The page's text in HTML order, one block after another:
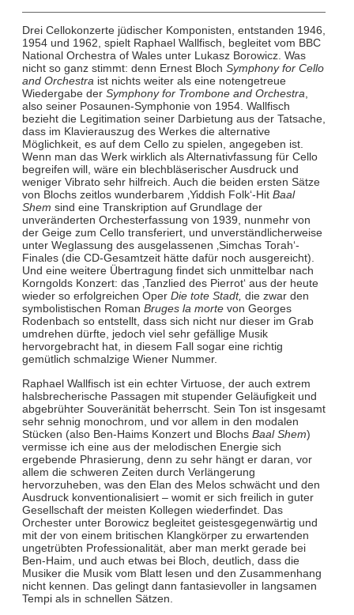
Drei Cellokonzerte jüdischer Komponisten, entstanden 1946,
1954 und 1962, spielt Raphael Wallfisch, begleitet vom BBC
National Orchestra of Wales unter Lukasz Borowicz. Was
nicht so ganz stimmt: denn Ernest Bloch Symphony for Cello
and Orchestraist nichts weiter als eine notengetreue
Wiedergabe der Symphony for Trombone and Orchestra,
also seiner Posaunen-Symphonie von 1954. Wallfisch
bezieht die Legitimation seiner Darbietung aus der Tatsache,
dass im Klavierauszug des Werkes die alternative
Möglichkeit, es auf dem Cello zu spielen, angegeben ist.
Wenn man das Werk wirklich als Alternativfassung für Cello
begreifen will, wäre ein blechbläserischer Ausdruck und
weniger Vibrato sehr hilfreich. Auch die beiden ersten Sätze
von Blochs zeitlos wunderbarem ‚Yiddish Folk‘-HitBaal
Shem sind eine Transkription auf Grundlage der
unveränderten Orchesterfassung von 1939, nunmehr von
der Geige zum Cello transferiert, und unverständlicherweise
unter Weglassung des ausgelassenen ‚Simchas Torah‘-
Finales (die CD-Gesamtzeit hätte dafür noch ausgereicht).
Und eine weitere Übertragung findet sich unmittelbar nach
Korngolds Konzert: das ‚Tanzlied des Pierrot‘ aus der heute
wieder so erfolgreichen Oper Die tote Stadt, die zwar den
symbolistischen Roman Bruges la mortevon Georges
Rodenbach so entstellt, dass sich nicht nur dieser im Grab
umdrehen dürfte, jedoch viel sehr gefällige Musik
hervorgebracht hat, in diesem Fall sogar eine richtig
gemütlich schmalzige Wiener Nummer.
Raphael Wallfisch ist ein echter Virtuose, der auch extrem
halsbrecherische Passagen mit stupender Geläufigkeit und
abgebrühter Souveränität beherrscht. Sein Ton ist insgesamt
sehr sehnig monochrom, und vor allem in den modalen
Stücken (also Ben-Haims Konzert und Blochs Baal Shem)
vermisse ich eine aus der melodischen Energie sich
ergebende Phrasierung, denn zu sehr hängt er daran, vor
allem die schweren Zeiten durch Verlängerung
hervorzuheben, was den Elan des Melos schwächt und den
Ausdruck konventionalisiert – womit er sich freilich in guter
Gesellschaft der meisten Kollegen wiederfindet. Das
Orchester unter Borowicz begleitet geistesgegenwärtig und
mit der von einem britischen Klangkörper zu erwartenden
ungetrübten Professionalität, aber man merkt gerade bei
Ben-Haim, und auch etwas bei Bloch, deutlich, dass die
Musiker die Musik vom Blatt lesen und den Zusammenhang
nicht kennen. Das gelingt dann fantasievoller in langsamen
Tempi als in schnellen Sätzen.